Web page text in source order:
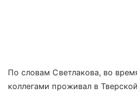
По словам Светлакова, во
коллегами проживал в